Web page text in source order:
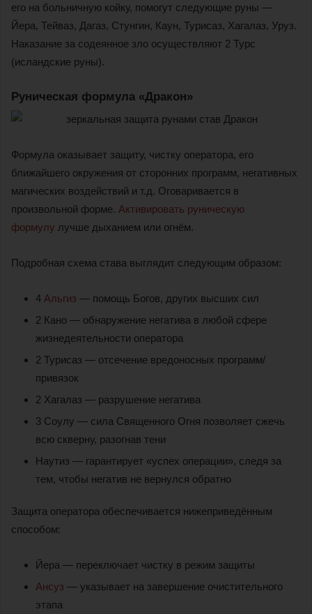
его на больничную койку, помогут следующие руны —
Йера, Тейваз, Дагаз, Стунгин, Каун, Турисаз, Хагалаз, Уруз.
Наказание за содеянное зло осуществляют 2 Турс
(исландские руны).
Руническая формула «Дракон»
Формула оказывает защиту, чистку оператора, его
ближайшего окружения от сторонних программ, негативных
магических воздействий и т.д. Оговаривается в
произвольной форме. Активировать руническую
формулу лучше дыханием или огнём.
Подробная схема става выглядит следующим образом:
4 Альгиз — помощь Богов, других высших сил
2 Кано — обнаружение негатива в любой сфере
жизнедеятельности оператора
2 Турисаз — отсечение вредоносных программ/
привязок
2 Хагалаз — разрушение негатива
3 Соулу — сила Священного Огня позволяет сжечь
всю скверну, разогнав тени
Наутиз — гарантирует «успех операции», следя за
тем, чтобы негатив не вернулся обратно
Защита оператора обеспечивается нижеприведённым
способом:
Йера — переключает чистку в режим защиты
Ансуз — указывает на завершение очистительного
этапа